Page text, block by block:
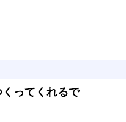
ってくれるで